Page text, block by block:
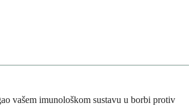
vašem imunološkom sustavu u borbi protiv